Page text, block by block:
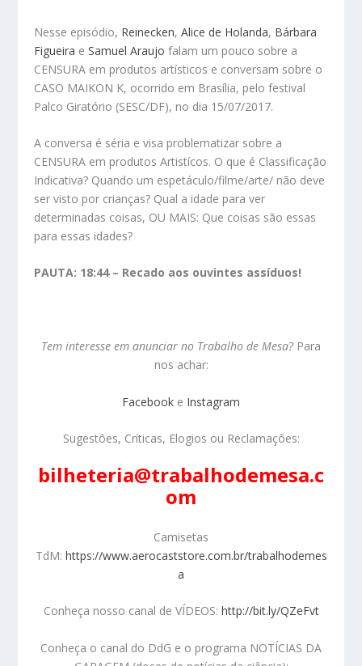
Nesse episódio, Reinecken,Alice de Holanda, Bárbara
Figueira eSamuel Araujo falam um pouco sobre a
CENSURA em produtos artísticos e conversam sobre o
CASO MAIKON K, ocorrido em Brasília, pelo festival
Palco Giratório (SESC/DF), no dia 15/07/2017.
A conversa é séria e visa problematizar sobre a
CENSURA em produtos Artistícos. O que é Classificação
Indicativa? Quando um espetáculo/filme/arte/ não deve
ser visto por crianças? Qual a idade para ver
determinadas coisas, OU MAIS: Que coisas são essas
para essas idades?
PAUTA: 18:44 – Recado aos ouvintes assíduos!
Tem interesse em anunciar no Trabalho de Mesa? Para
nos achar:
Facebook e Instagram
Sugestões, Críticas, Elogios ou Reclamações:
bilheteria@trabalhodemesa.c
om
Camisetas
TdM: https://www.aerocaststore.com.br/trabalhodemes
a
Conheça nosso canal de VÍDEOS: http://bit.ly/QZeFvt
Conheça o canal do DdG e o programa NOTÍCIAS DA